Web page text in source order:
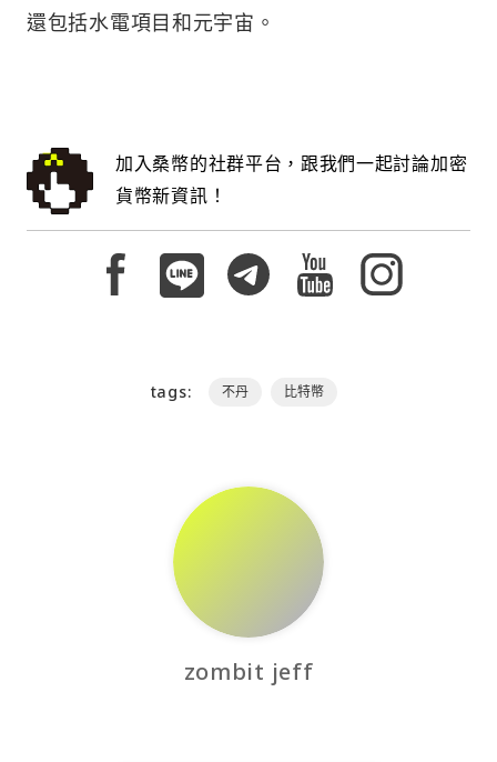
還包括水電項目和元宇宙。
加入桑幣的社群平台，跟我們一起討論加密
貨幣新資訊！
tags: 不丹 比特幣
zombit jeff